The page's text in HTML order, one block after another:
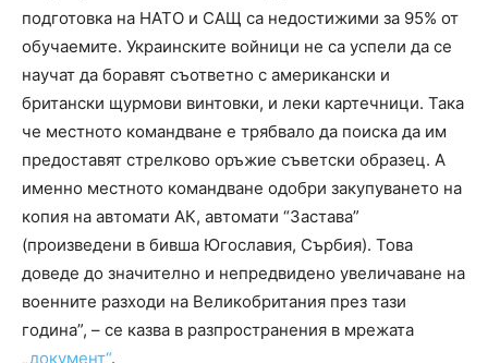
подготовка на НАТО и САЩ са недостижими за 95% от
обучаемите. Украинските войници не са успели да се
научат да боравят съответно с американски и
британски щурмови винтовки, и леки картечници. Така
че местното командване е трябвало да поиска да им
предоставят стрелково оръжие съветски образец. А
именно местното командване одобри закупуването на
копия на автомати АК, автомати “Застава”
(произведени в бивша Югославия, Сърбия). Това
доведе до значително и непредвидено увеличаване на
военните разходи на Великобритания през тази
година”, – се казва в разпространения в мрежата
„документ“.